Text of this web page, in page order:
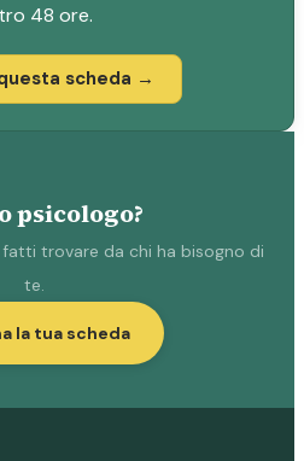
48 ore.
scheda →
psicologo?
trovare da chi ha bisogno di
te.
la tua scheda